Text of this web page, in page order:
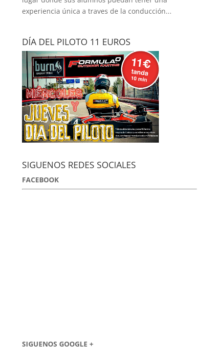
experiencia única a traves de la conducción...
DÍA DEL PILOTO 11 EUROS
SIGUENOS REDES SOCIALES
FACEBOOK
SIGUENOS GOOGLE +